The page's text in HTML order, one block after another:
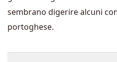
sembrano digerire alcuni
portoghese.